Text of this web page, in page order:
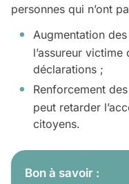
personnes qui n’ont
Augmentation
l’assureur
déclarations ;
Renforcement
peut retarder
citoyens.
Bon à savoir :